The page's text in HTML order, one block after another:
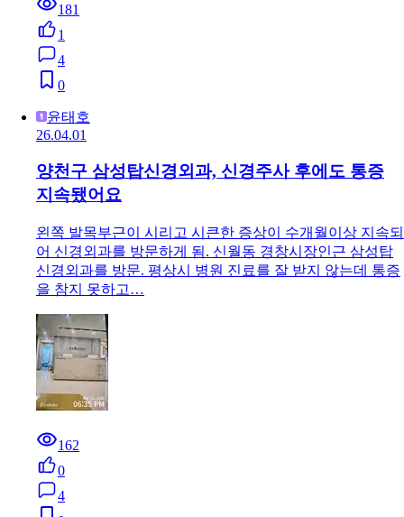
181
1
4
0
윤태호
26.04.01
양천구 삼성탑신경외과, 신경주사 후에도 통증
지속됐어요
왼쪽 발목부근이 시리고 시큰한 증상이 수개월이상 지속되
어 신경외과를 방문하게 됨. 신월동 경창시장인근 삼성탑
신경외과를 방문. 평상시 병원 진료를 잘 받지 않는데 통증
을 참지 못하고…
162
0
4